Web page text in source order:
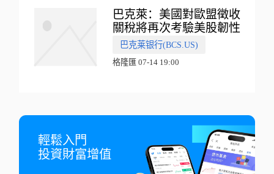
巴克萊：美國對歐盟徵收
關稅將再次考驗美股韌性
巴克莱银行(BCS.US)
格隆匯 07-14 19:00
輕鬆入門
投資財富增值